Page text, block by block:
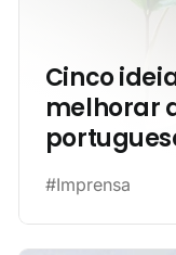
Cinco
melhorar
#Imprensa